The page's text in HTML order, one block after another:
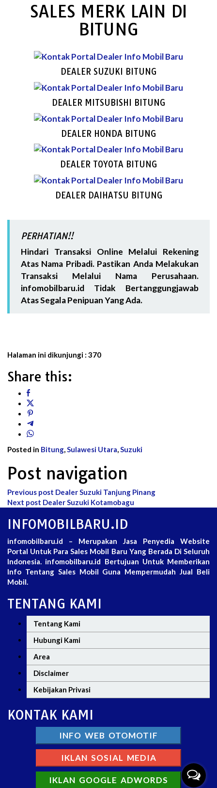
SALES MERK LAIN DI
BITUNG
DEALER SUZUKI BITUNG
DEALER MITSUBISHI BITUNG
DEALER HONDA BITUNG
DEALER TOYOTA BITUNG
DEALER DAIHATSU BITUNG
PERHATIAN!!
Hindari Transaksi Online Melalui Rekening
Atas Nama Pribadi. Pastikan Anda Melakukan
Transaksi Melalui Nama Perusahaan.
infomobilbaru.id Tidak Bertanggungjawab
Atas Segala Penipuan Yang Ada.
Halaman ini dikunjungi : 370
Share this:
Posted in Bitung,Sulawesi Utara,Suzuki
Post navigation
Previous post Dealer Suzuki Tanjung Pinang
Next post Dealer Suzuki Kotamobagu
INFOMOBILBARU.ID
infomobilbaru.id – Merupakan Jasa Penyedia Website
Portal Untuk Para Sales Mobil Baru Yang Berada Di Seluruh
Indonesia. infomobilbaru.id Bertujuan Untuk Memberikan
Info Tentang Sales Mobil Guna Mempermudah Jual Beli
Mobil.
TENTANG KAMI
Tentang Kami
Hubungi Kami
Area
Disclaimer
Kebijakan Privasi
KONTAK KAMI
INFO WEB OTOMOTIF
IKLAN SOSIAL MEDIA
IKLAN GOOGLE ADWORDS